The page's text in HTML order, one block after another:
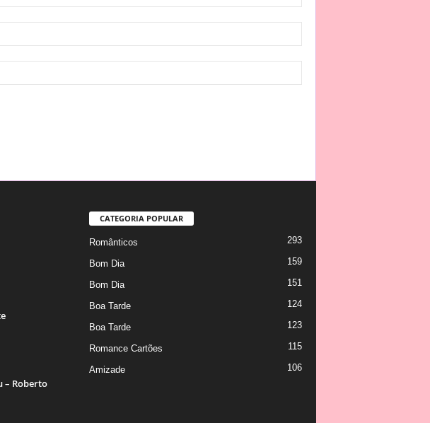
– Roberto
CATEGORIA POPULAR
Românticos 293
Bom Dia 159
Bom Dia 151
Boa Tarde 124
Boa Tarde 123
Romance Cartões 115
Amizade 106